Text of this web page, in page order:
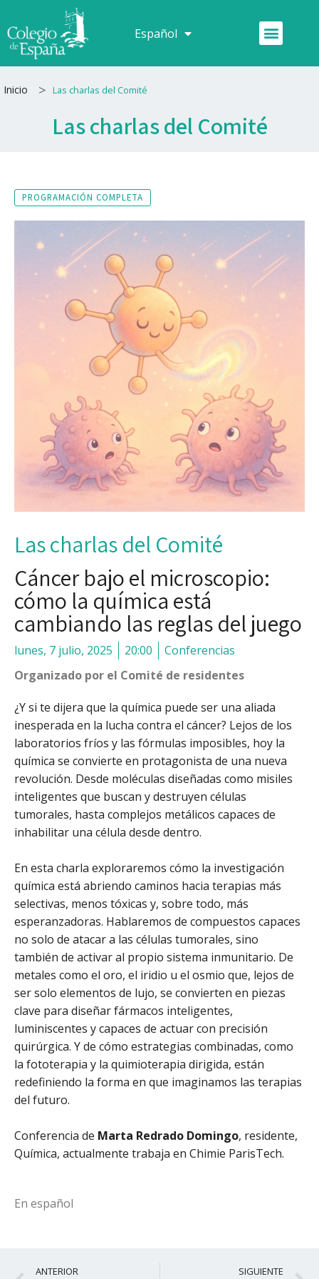
al
contenido
Español
Français Menú
Inicio > Las charlas del Comité
Las charlas del Comité
PROGRAMACIÓN COMPLETA
Las charlas del Comité
Cáncer bajo el microscopio:
cómo la química está
cambiando las reglas del juego
lunes, 7 julio, 2025 20:00
Conferencias
Organizado por el Comité de residentes
¿Y si te dijera que la química puede ser una aliada
inesperada en la lucha contra el cáncer? Lejos de los
laboratorios fríos y las fórmulas imposibles, hoy la
química se convierte en protagonista de una nueva
revolución. Desde moléculas diseñadas como misiles
inteligentes que buscan y destruyen células
tumorales, hasta complejos metálicos capaces de
inhabilitar una célula desde dentro.
En esta charla exploraremos cómo la investigación
química está abriendo caminos hacia terapias más
selectivas, menos tóxicas y, sobre todo, más
esperanzadoras. Hablaremos de compuestos capaces
no solo de atacar a las células tumorales, sino
también de activar al propio sistema inmunitario. De
metales como el oro, el iridio u el osmio que, lejos de
ser solo elementos de lujo, se convierten en piezas
clave para diseñar fármacos inteligentes,
luminiscentes y capaces de actuar con precisión
quirúrgica. Y de cómo estrategias combinadas, como
la fototerapia y la quimioterapia dirigida, están
redefiniendo la forma en que imaginamos las terapias
del futuro.
Conferencia de Marta Redrado Domingo, residente,
Química, actualmente trabaja en Chimie ParisTech.
En español
Ant
ANTERIOR SIGUIENTE